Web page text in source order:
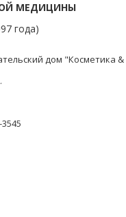
МЕДИЦИНЫ
года)
дом "Косметика